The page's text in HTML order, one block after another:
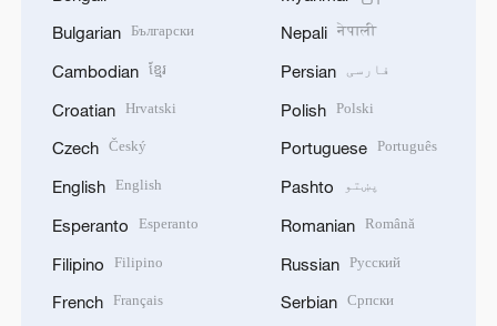
Bulgarian Български
Cambodian ខ្មែរ
Croatian Hrvatski
Czech Český
English English
Esperanto Esperanto
Filipino Filipino
French Français
Nepali नेपाली
Persian فارسی
Polish Polski
Portuguese Português
Pashto پښتو
Romanian Română
Russian Русский
Serbian Српски